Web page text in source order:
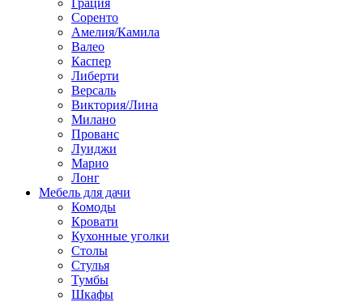
Грация
Соренто
Амелия/Камила
Валео
Каспер
Либерти
Версаль
Виктория/Лина
Милано
Прованс
Луиджи
Марио
Лонг
Мебель для дачи
Комоды
Кровати
Кухонные уголки
Столы
Стулья
Тумбы
Шкафы